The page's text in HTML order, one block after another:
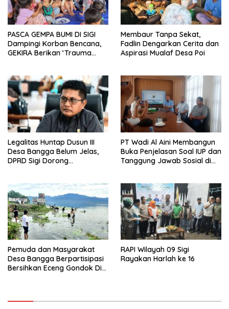
PASCA GEMPA BUMI DI SIGI
Dampingi Korban Bencana,
GEKIRA Berikan ‘Trauma
Membaur Tanpa Sekat,
Fadlin Dengarkan Cerita dan
Aspirasi Mualaf Desa Poi
Legalitas Huntap Dusun III
Desa Bangga Belum Jelas,
DPRD Sigi Dorong
PT Wadi Al Aini Membangun
Buka Penjelasan Soal IUP dan
Tanggung Jawab Sosial di
Pemuda dan Masyarakat
Desa Bangga Berpartisipasi
Bersihkan Eceng Gondok Di
RAPI Wilayah 09 Sigi
Rayakan Harlah ke 16